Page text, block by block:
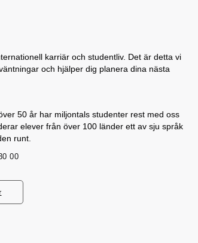
karriär och studentliv. Det är detta vi
och hjälper dig planera dina nästa
50 år har miljontals studenter rest med oss
elever från över 100 länder ett av sju språk
runt.
00